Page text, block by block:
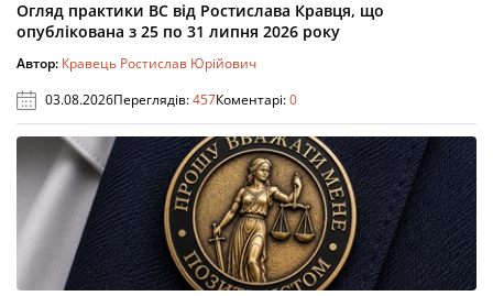
Огляд практики ВС від Ростислава Кравця, що
опублікована з 25 по 31 липня 2026 року
Автор: Кравець Ростислав Юрійович
03.08.2026Переглядів:457Коментарі:0